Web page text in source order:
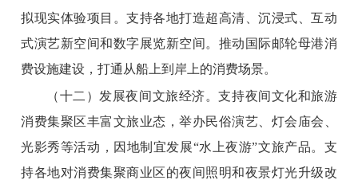
拟现实体验项目。支持各地打造超高清、沉浸式、互动
式演艺新空间和数字展览新空间。推动国际邮轮母港消
费设施建设，打通从船上到岸上的消费场景。
（十二）发展夜间文旅经济。支持夜间文化和旅游
消费集聚区丰富文旅业态，举办民俗演艺、灯会庙会、
光影秀等活动，因地制宜发展“水上夜游”文旅产品。支
持各地对消费集聚商业区的夜间照明和夜景灯光升级改